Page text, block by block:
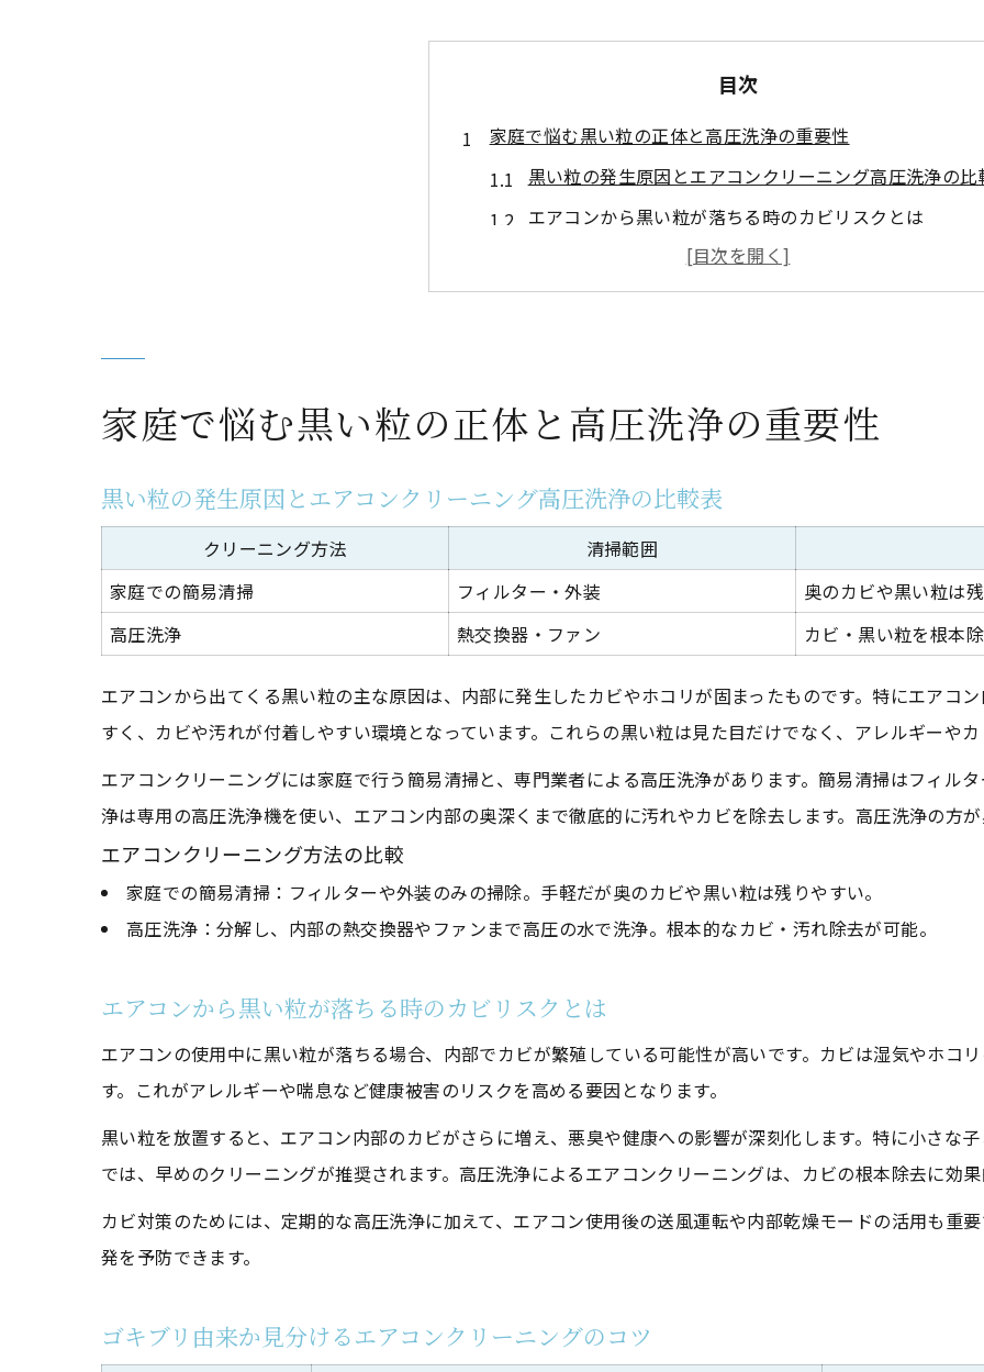
目次
家庭で悩む黒い粒の正体と高圧洗浄の重要性
黒い粒の発生原因とエアコンクリーニング高圧洗浄の比
エアコンから黒い粒が落ちる時のカビリスクとは
ゴキブリ由来か見分けるエアコンクリーニングのコツ
高圧洗浄で取り除ける汚れと除去できないもの
高圧洗浄によるエアコンクリーニングの効果一覧
高圧洗浄と通常清掃の違いを知る
家庭用と業務用高圧洗浄機で効果は変わる？
分解範囲ごとのエアコンクリーニング効果比較
黒カビ・臭いを根本から断つ高圧洗浄の実力
エアコンクリーニング高圧洗浄で黒カビを徹底除去
カビ臭さが消える高圧洗浄のメカニズム
臭い対策に有効なエアコンクリーニングの工程表
高圧洗浄後の再発予防ポイントまとめ
黒カビと臭いの再発リスクを抑える方法
家庭用高圧洗浄機と業務用の違い比較表
ケルヒャー等を使う時のリスクと注意点
家庭環境別エアコンクリーニング頻度早見表
家族構成やペット有無で変わる最適頻度
安心の空気環境へ導く高圧洗浄活用ガイド
家庭で悩む黒い粒の正体と高圧洗浄の重要性
黒い粒の発生原因とエアコンクリーニング高圧洗浄の比較表
クリーニング方法
清掃範囲
家庭での簡易清掃
フィルター・外装
奥のカビや黒い粒は
高圧洗浄
熱交換器・ファン カビ・黒い粒を根本
エアコンから出てくる黒い粒の主な原因は、内部に発生したカビやホコリが固まったものです。特にエアコ
すく、カビや汚れが付着しやすい環境となっています。これらの黒い粒は見た目だけでなく、アレルギーや
エアコンクリーニングには家庭で行う簡易清掃と、専門業者による高圧洗浄があります。簡易清掃はフィル
浄は専用の高圧洗浄機を使い、エアコン内部の奥深くまで徹底的に汚れやカビを除去します。高圧洗浄の方
エアコンクリーニング方法の比較
家庭での簡易清掃：フィルターや外装のみの掃除。手軽だが奥のカビや黒い粒は残りやすい。
高圧洗浄：分解し、内部の熱交換器やファンまで高圧の水で洗浄。根本的なカビ・汚れ除去が可能。
エアコンから黒い粒が落ちる時のカビリスクとは
エアコンの使用中に黒い粒が落ちる場合、内部でカビが繁殖している可能性が高いです。カビは湿気やホコ
す。これがアレルギーや喘息など健康被害のリスクを高める要因となります。
黒い粒を放置すると、エアコン内部のカビがさらに増え、悪臭や健康への影響が深刻化します。特に小さな
では、早めのクリーニングが推奨されます。高圧洗浄によるエアコンクリーニングは、カビの根本除去に効
カビ対策のためには、定期的な高圧洗浄に加えて、エアコン使用後の送風運転や内部乾燥モードの活用も重
発を予防できます。
ゴキブリ由来か見分けるエアコンクリーニングのコツ